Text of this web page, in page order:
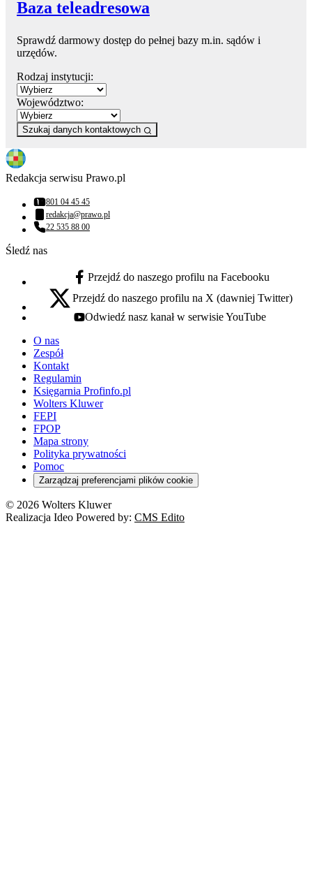
Baza teleadresowa
Sprawdź darmowy dostęp do pełnej bazy m.in. sądów i
urzędów.
Rodzaj instytucji:
Województwo:
Szukaj danych kontaktowych
Redakcja serwisu Prawo.pl
Numer telefonu:
801 04 45 45
Adres email:
redakcja@prawo.pl
Numer telefonu:
22 535 88 00
Śledź nas
facebook - otwiera się w nowej karcie
Przejdź do naszego profilu na Facebooku
x - otwiera się w nowej karcie
Przejdź do naszego profilu na X (dawniej Twitter)
youtube - otwiera się w nowej karcie
Odwiedź nasz kanał w serwisie YouTube
O nas
Zespół
Kontakt
Regulamin
Księgarnia Profinfo.pl
Wolters Kluwer
FEPI
FPOP
Mapa strony
Polityka prywatności
Pomoc
Zarządzaj preferencjami plików cookie
© 2026 Wolters Kluwer
Realizacja Ideo Powered by: CMS Edito